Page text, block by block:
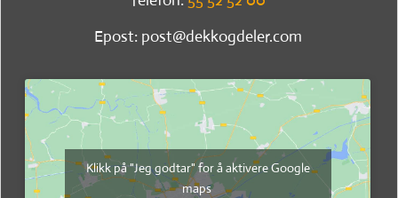
Epost: post@dekkogdeler.com
Klikk på "Jeg godtar" for å aktivere Google
maps